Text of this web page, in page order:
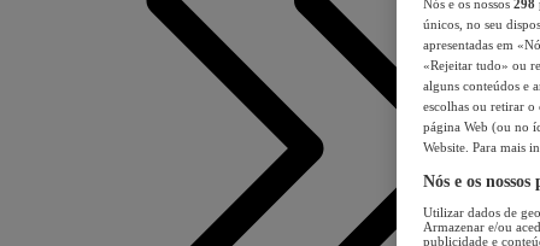
Nós e os nossos 298
únicos, no seu
apresentadas em
«Rejeitar tudo» ou
alguns conteúdos e
escolhas ou retirar
página Web (ou no
Website. Para mais
Nós e os
Utilizar dados de
Armazenar e/ou
publicidade e